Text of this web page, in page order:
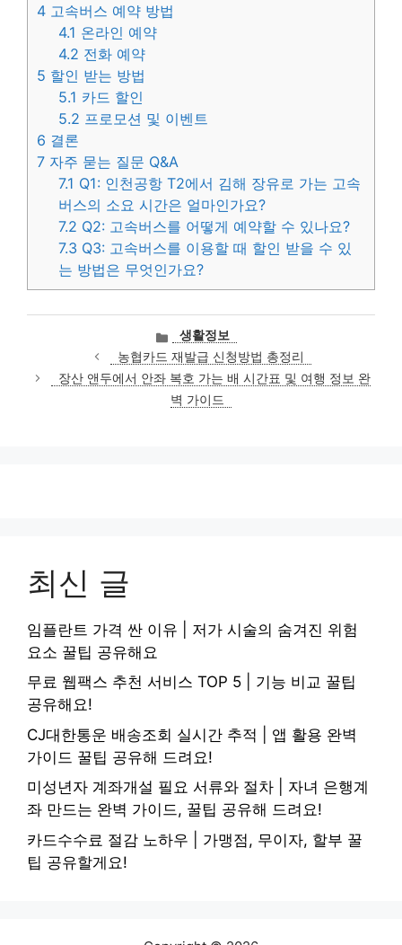
4 고속버스 예약 방법
4.1 온라인 예약
4.2 전화 예약
5 할인 받는 방법
5.1 카드 할인
5.2 프로모션 및 이벤트
6 결론
7 자주 묻는 질문 Q&A
7.1 Q1: 인천공항 T2에서 김해 장유로 가는 고속
버스의 소요 시간은 얼마인가요?
7.2 Q2: 고속버스를 어떻게 예약할 수 있나요?
7.3 Q3: 고속버스를 이용할 때 할인 받을 수 있
는 방법은 무엇인가요?
카
테
고
리
생활정보
농협카드 재발급 신청방법 총정리
장산 앤두에서 안좌 복호 가는 배 시간표 및 여행 정보 완
벽 가이드
최신 글
임플란트 가격 싼 이유 | 저가 시술의 숨겨진 위험
요소 꿀팁 공유해요
무료 웹팩스 추천 서비스 TOP 5 | 기능 비교 꿀팁
공유해요!
CJ대한통운 배송조회 실시간 추적 | 앱 활용 완벽
가이드 꿀팁 공유해 드려요!
미성년자 계좌개설 필요 서류와 절차 | 자녀 은행계
좌 만드는 완벽 가이드, 꿀팁 공유해 드려요!
카드수수료 절감 노하우 | 가맹점, 무이자, 할부 꿀
팁 공유할게요!